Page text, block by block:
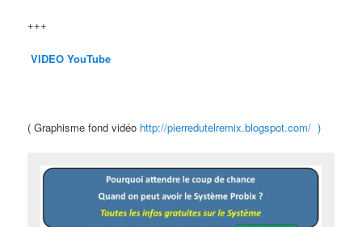
+++
VIDEO YouTube
( Graphisme fond vidéo http://pierredutelremix.blogspot.com/ )